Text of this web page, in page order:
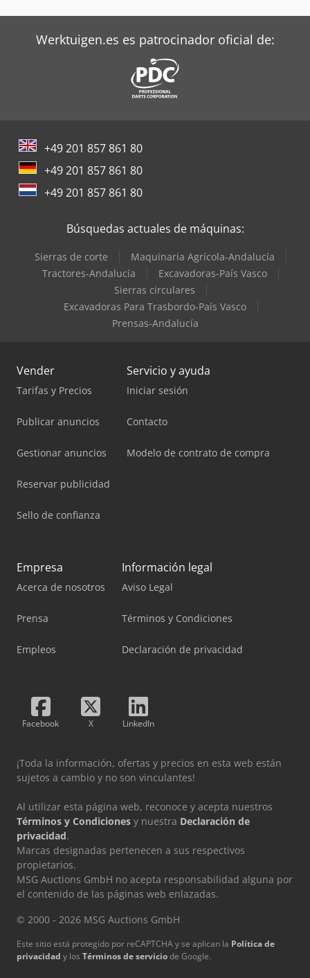
Werktuigen.es es patrocinador oficial de:
+49 201 857 861 80
+49 201 857 861 80
+49 201 857 861 80
Búsquedas actuales de máquinas:
Sierras de corte
Maquinaria Agrícola-Andalucía
Tractores-Andalucía
Excavadoras-País Vasco
Sierras circulares
Excavadoras Para Trasbordo-País Vasco
Prensas-Andalucía
Vender
Tarifas y Precios
Publicar anuncios
Gestionar anuncios
Reservar publicidad
Sello de confianza
Servicio y ayuda
Iniciar sesión
Contacto
Modelo de contrato de compra
Empresa
Acerca de nosotros
Prensa
Empleos
Información legal
Aviso Legal
Términos y Condiciones
Declaración de privacidad
Facebook X LinkedIn
¡Toda la información, ofertas y precios en esta web están
sujetos a cambio y no son vinculantes!
Al utilizar esta página web, reconoce y acepta nuestros
Términos y Condiciones y nuestra Declaración de
privacidad.
Marcas designadas pertenecen a sus respectivos
propietarios.
MSG Auctions GmbH no acepta responsabilidad alguna por
el contenido de las páginas web enlazadas.
© 2000 - 2026 MSG Auctions GmbH
Este sitio está protegido por reCAPTCHA y se aplican la Política de
privacidad y los Términos de serviciode Google.